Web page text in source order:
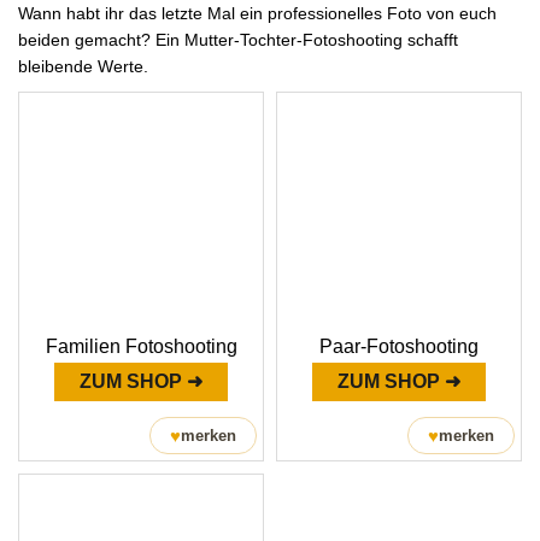
Wann habt ihr das letzte Mal ein professionelles Foto von euch
beiden gemacht? Ein Mutter-Tochter-Fotoshooting schafft
bleibende Werte.
Familien Fotoshooting
ZUM SHOP ➜
♥merken
Paar-Fotoshooting
ZUM SHOP ➜
♥merken